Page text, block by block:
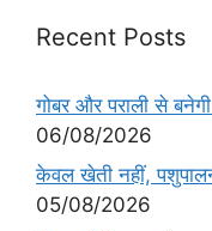
Recent Posts
गोबर और पराली से
06/08/2026
केवल खेती नहीं,
05/08/2026